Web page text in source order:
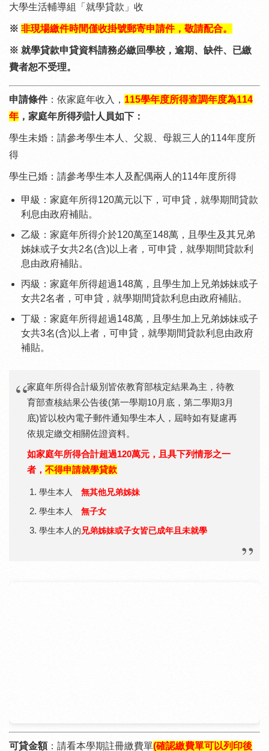
大學生活輔導組「就學貸款」收
※ 非現場繳件時間僅收掛號郵寄申請件，敬請配合。
※ 就學貸款申貸資料請務必繳回學校，逾期、缺件、已繳
費者恕不受理。
申請條件：依家庭年收入， 115學年度所得查調年度為114
年 ，家庭年所得列計人員如下：
學生未婚：請參考學生本人、父親、母親三人的114年度所
得
學生已婚：請參考學生本人及配偶兩人的114年度所得
甲級：家庭年所得120萬元以下，可申貸，就學期間貸款
利息由政府補貼。
乙級：家庭年所得介於120萬至148萬，且學生及其兄弟
姊妹或子女共2名(含)以上者，可申貸，就學期間貸款利
息由政府補貼。
丙級：家庭年所得超過148萬，且學生加上兄弟姊妹或子
女共2名者，可申貸，就學期間貸款利息由政府補貼。
丁級：家庭年所得超過148萬，且學生加上兄弟姊妹或子
女共3名(含)以上者，可申貸，就學期間貸款利息由政府
補貼。
家庭年所得合計級別皆依教育部核定結果為主，待教
育部查核結果公告後(第一學期10月底，第二學期3月
底)皆以校內電子郵件通知學生本人，屆時如有疑慮再
依規定繳交相關佐證資料。
如家庭年所得合計超過120萬元，且具下列情形之一
者， 不得申請就學貸款
學生本人 無其他兄弟姊妹
學生本人 無子女
學生本人的 兄弟姊妹或子女皆已成年且未就學
可貸金額：請看本學期註冊繳費單(確認繳費單可以列印後